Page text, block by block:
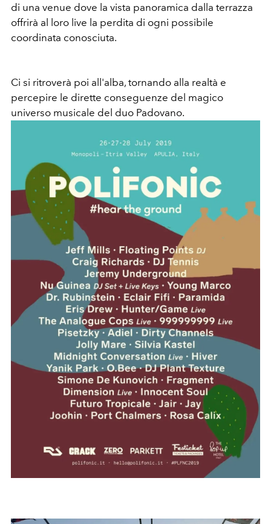
di una venue dove la vista panoramica dalla terrazza
offrirà al loro live la perdita di ogni possibile
coordinata conosciuta.
Ci si ritroverà poi all'alba, tornando alla realtà e
percepire le dirette conseguenze del magico
universo musicale del duo Padovano.